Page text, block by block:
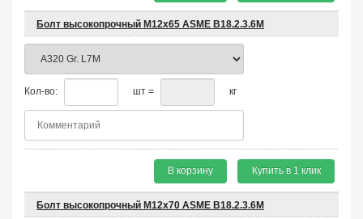
Болт высокопрочный М12х65 ASME B18.2.3.6M
Кол-во: шт = кг
В корзину Купить в 1 клик
Болт высокопрочный М12х70 ASME B18.2.3.6M